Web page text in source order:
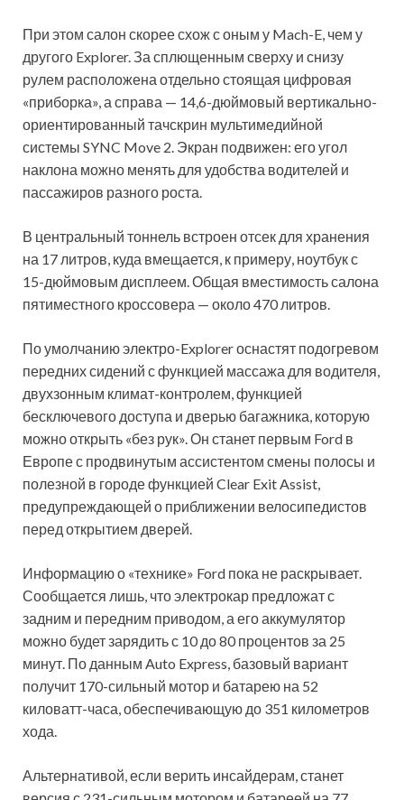
При этом салон скорее схож с оным у Mach-E, чем у
другого Explorer. За сплющенным сверху и снизу
рулем расположена отдельно стоящая цифровая
«приборка», а справа — 14,6-дюймовый вертикально-
ориентированный тачскрин мультимедийной
системы SYNC Move 2. Экран подвижен: его угол
наклона можно менять для удобства водителей и
пассажиров разного роста.
В центральный тоннель встроен отсек для хранения
на 17 литров, куда вмещается, к примеру, ноутбук с
15-дюймовым дисплеем. Общая вместимость салона
пятиместного кроссовера — около 470 литров.
По умолчанию электро-Explorer оснастят подогревом
передних сидений с функцией массажа для водителя,
двухзонным климат-контролем, функцией
бесключевого доступа и дверью багажника, которую
можно открыть «без рук». Он станет первым Ford в
Европе с продвинутым ассистентом смены полосы и
полезной в городе функцией Clear Exit Assist,
предупреждающей о приближении велосипедистов
перед открытием дверей.
Информацию о «технике» Ford пока не раскрывает.
Сообщается лишь, что электрокар предложат с
задним и передним приводом, а его аккумулятор
можно будет зарядить с 10 до 80 процентов за 25
минут. По данным Auto Express, базовый вариант
получит 170-сильный мотор и батарею на 52
киловатт-часа, обеспечивающую до 351 километров
хода.
Альтернативой, если верить инсайдерам, станет